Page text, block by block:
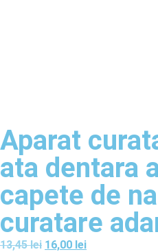
Aparat
ata dentara
capete de
curatare
13,45lei 16,00 lei